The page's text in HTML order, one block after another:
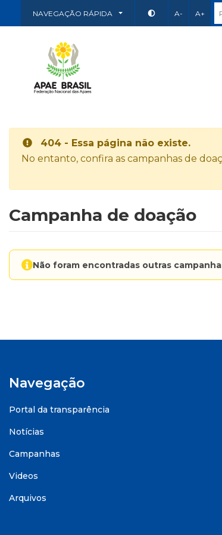
NAVEGAÇÃO RÁPIDA A- A+
404 - Essa página não existe.
No entanto, confira as campanhas de
Campanha de doação
Não foram encontradas outras
Navegação
Portal da transparência
Notícias
Campanhas
Videos
Arquivos